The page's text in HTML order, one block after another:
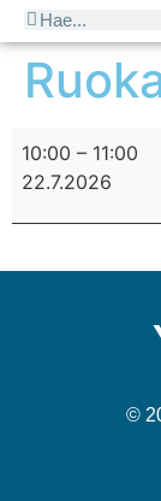
10:00 – 11:00
22.7.2026
©